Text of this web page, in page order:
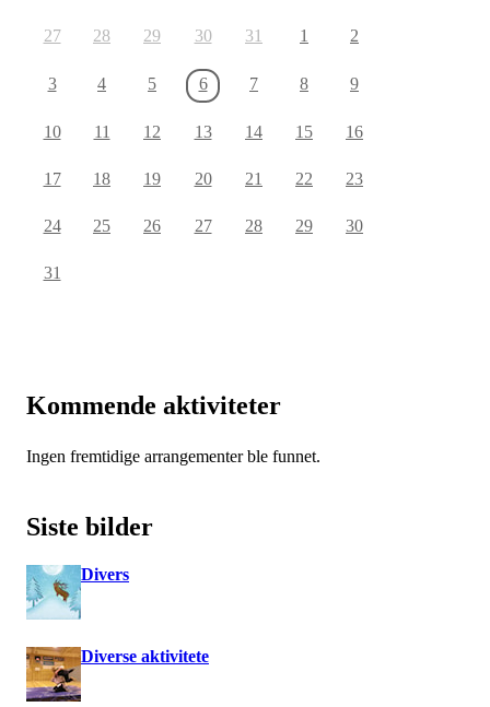
27 28 29 30 31 1 2
3 4 5 6 7 8 9
10 11 12 13 14 15 16
17 18 19 20 21 22 23
24 25 26 27 28 29 30
31
Kommende aktiviteter
Ingen fremtidige arrangementer ble funnet.
Siste bilder
Divers
Diverse aktivitete